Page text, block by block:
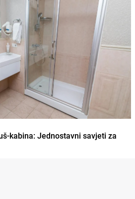
kabina: Jednostavni savjeti za